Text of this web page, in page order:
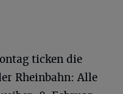
ticken die
Rheinbahn: Alle